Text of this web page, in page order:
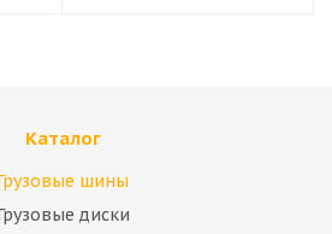
Каталог
шины
диски